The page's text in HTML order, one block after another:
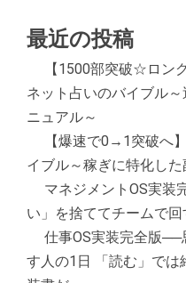
最近の投稿
【1500部突破☆ロン
ネット占いのバイブル
ニュアル～
【爆速で0→1突破へ
イブル～稼ぎに特化し
マネジメントOS実装
い」を捨ててチームで回
仕事OS実装完全版──
す人の1日 「読む」では